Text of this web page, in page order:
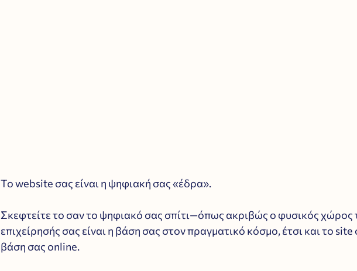
Το website σας είναι η ψηφιακή σας «έδρα».
Σκεφτείτε το σαν το ψηφιακό σας σπίτι—όπως ακριβώς ο φυσικός χώρος
επιχείρησής σας είναι η βάση σας στον πραγματικό κόσμο, έτσι και το site
βάση σας online.